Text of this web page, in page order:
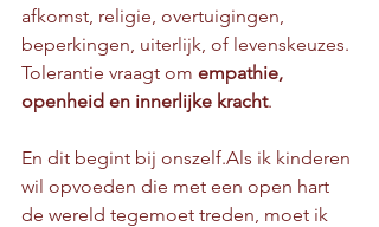
afkomst, religie, overtuigingen,
beperkingen, uiterlijk, of levenskeuzes.
Tolerantie vraagt om empathie,
openheid en innerlijke kracht.
En dit begint bij onszelf.Als ik kinderen
wil opvoeden die met een open hart
de wereld tegemoet treden, moet ik